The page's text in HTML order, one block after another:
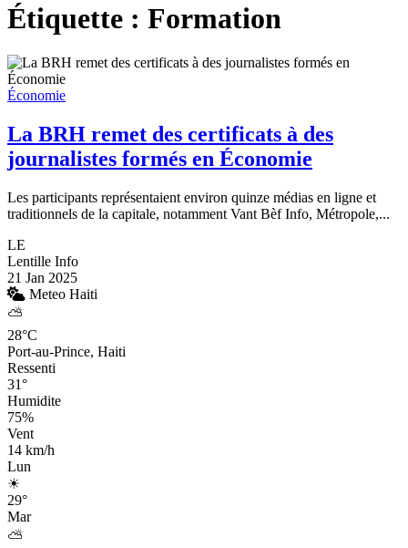
Étiquette : Formation
Économie
La BRH remet des certificats à des
journalistes formés en Économie
Les participants représentaient environ quinze médias en ligne et
traditionnels de la capitale, notamment Vant Bèf Info, Métropole,...
LE
Lentille Info
21 Jan 2025
Meteo Haiti
⛅
28°C
Port-au-Prince, Haiti
Ressenti
31°
Humidite
75%
Vent
14 km/h
Lun
☀
29°
Mar
⛅